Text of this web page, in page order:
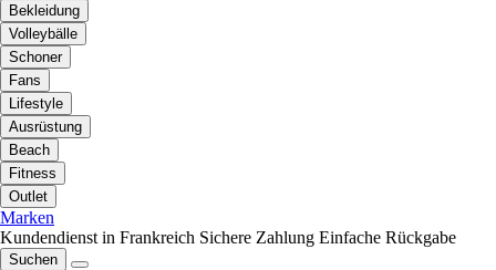
Bekleidung
Volleybälle
Schoner
Fans
Lifestyle
Ausrüstung
Beach
Fitness
Outlet
Marken
Kundendienst in Frankreich Sichere Zahlung Einfache Rückgabe
Suchen